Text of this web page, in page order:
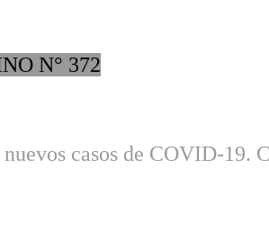
N° 372
casos de COVID-19.